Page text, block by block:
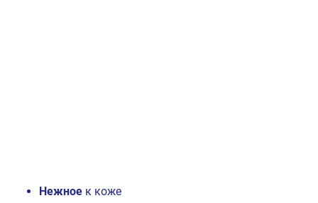
Нежное к коже